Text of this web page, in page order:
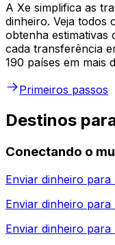
A Xe simplifica as
dinheiro. Veja todos
obtenha estimativas
cada transferência
190 países em mais
Primeiros passos
Destinos
Conectando o
Enviar dinheiro para
Enviar dinheiro para
Enviar dinheiro para